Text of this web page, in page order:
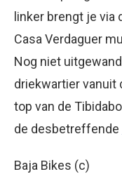
linker brengt je via
Casa Verdaguer
Nog niet
driekwartier vanuit
top van de
de desbetreffende
Baja Bikes (c)